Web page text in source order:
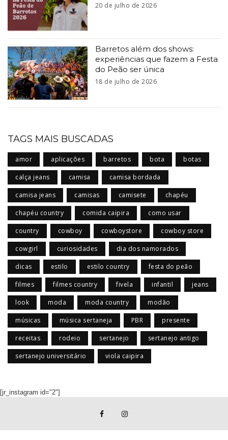
20 de julho de 2026
Barretos além dos shows:
experiências que fazem a Festa
do Peão ser única
18 de julho de 2026
TAGS MAIS BUSCADAS
amor aplicações barretos bota botas
calça jeans camisa camisa bordada
camisa jeans camisas camisete chapéu
chapéu country comida caipira como usar
country cowboy cowboystore cowboy store
cowgirl curiosidades dia dos namorados
dicas estilo estilo country festa do peão
filmes filmes country fivela infantil jeans
look moda moda country modão
músicas música sertaneja PBR presente
receitas rodeio sertanejo sertanejo antigo
sertanejo universitário viola caipira
[jr_instagram id="2"]